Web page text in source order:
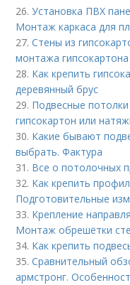
26.Установка ПВХ
Монтаж каркаса для
27.Стены из
монтажа гипсокартона
28. Как крепить
деревянный брус
29. Подвесные
гипсокартон или
30. Какие бывают
выбрать. Фактура
31. Все о потолочных
32. Как крепить
Подготовительные
33. Крепление
Монтаж обрешётки
34. Как крепить
35.Сравнительный
армстронг.